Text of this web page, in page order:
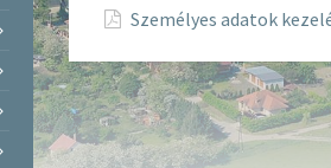
Személyes adatok